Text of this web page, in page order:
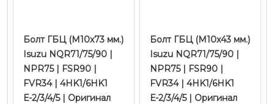
Болт ГБЦ (М10х73 мм.)
Isuzu NQR71/75/90 |
NPR75 | FSR90 |
FVR34 | 4HK1/6HK1
Е-2/3/4/5 | Оригинал
Болт ГБЦ (М10х43 мм.)
Isuzu NQR71/75/90 |
NPR75 | FSR90 |
FVR34 | 4HK1/6HK1
Е-2/3/4/5 | Оригинал